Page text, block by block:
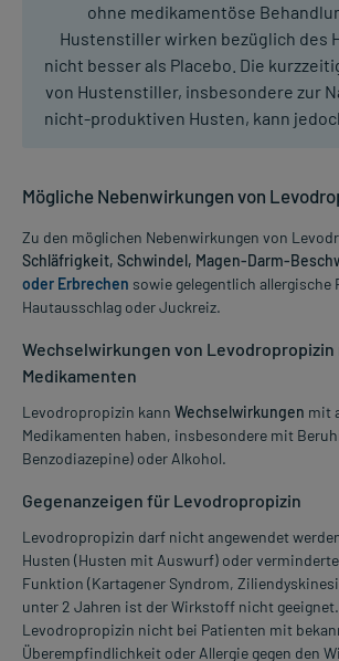
ohne medikamentöse
Hustenstiller wirken bezüglich des
nicht besser als Placebo. Die
von Hustenstiller, insbesondere zur
nicht-produktiven Husten, kann
Mögliche Nebenwirkungen von
Zu den möglichen Nebenwirkungen von
Schläfrigkeit, Schwindel, Magen-Darm-
oder Erbrechen sowie gelegentlich allergische
Hautausschlag oder Juckreiz.
Wechselwirkungen von Levodropropizin
Medikamenten
Levodropropizin kann Wechselwirkungen mit
Medikamenten haben, insbesondere mit
Benzodiazepine) oder Alkohol.
Gegenanzeigen für Levodropropizin
Levodropropizin darf nicht angewendet
Husten (Husten mit Auswurf) oder
Funktion (Kartagener Syndrom,
unter 2 Jahren ist der Wirkstoff nicht
Levodropropizin nicht bei Patienten mit
Überempfindlichkeit oder Allergie gegen den